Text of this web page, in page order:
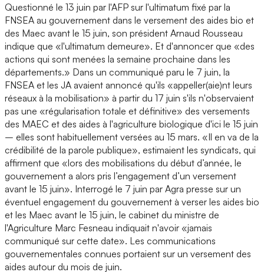
Questionné le 13 juin par l'AFP sur l'ultimatum fixé par la
FNSEA au gouvernement dans le versement des aides bio et
des Maec avant le 15 juin, son président Arnaud Rousseau
indique que «l'ultimatum demeure». Et d'annoncer que «des
actions qui sont menées la semaine prochaine dans les
départements.» Dans un communiqué paru le 7 juin, la
FNSEA et les JA avaient annoncé qu'ils «appeller(aie)nt leurs
réseaux à la mobilisation» à partir du 17 juin s'ils n'observaient
pas une «régularisation totale et définitive» des versements
des MAEC et des aides à l'agriculture biologique d'ici le 15 juin
– elles sont habituellement versées au 15 mars. «Il en va de la
crédibilité de la parole publique», estimaient les syndicats, qui
affirment que «lors des mobilisations du début d’année, le
gouvernement a alors pris l’engagement d’un versement
avant le 15 juin». Interrogé le 7 juin par Agra presse sur un
éventuel engagement du gouvernement à verser les aides bio
et les Maec avant le 15 juin, le cabinet du ministre de
l'Agriculture Marc Fesneau indiquait n'avoir «jamais
communiqué sur cette date». Les communications
gouvernementales connues portaient sur un versement des
aides autour du mois de juin.